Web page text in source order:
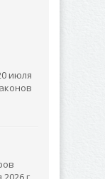
июля